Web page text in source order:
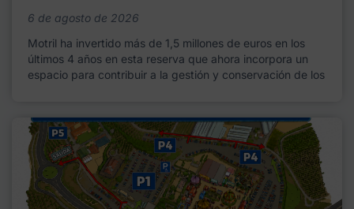
6 de agosto de 2026
Motril ha invertido más de 1,5 millones de euros en los
últimos 4 años en esta reserva que ahora incorpora un
espacio para contribuir a la gestión y conservación de los